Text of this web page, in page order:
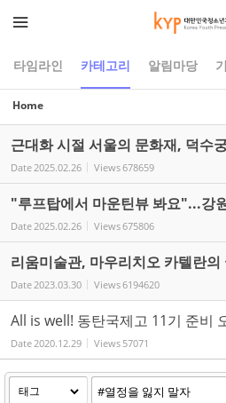
타임라인 카테고리 알림마당
Home
근대화 시절 서울의 문화재, 덕수
Date2025.02.26 Views678659
"루프탑에서 마운틴뷰 봐요"...강
Date2025.02.26 Views675806
리움미술관, 마우리치오 카텔란의
Date2023.03.30 Views6194620
All is well! 동탄국제고 11기 준비
Date2020.12.29 Views 57071
Sketchbook5, 스케